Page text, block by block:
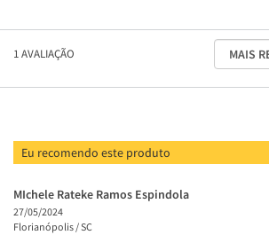
1AVALIAÇÃO
ORDENAR
AVALIAÇÕES
Eu recomendo este produto
MIchele Rateke Ramos Espindola
27/05/2024
Florianópolis /SC